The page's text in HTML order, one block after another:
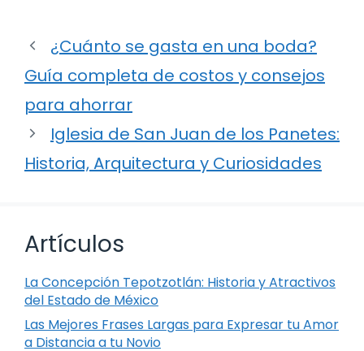
¿Cuánto se gasta en una boda?
Guía completa de costos y consejos
para ahorrar
Iglesia de San Juan de los Panetes:
Historia, Arquitectura y Curiosidades
Artículos
La Concepción Tepotzotlán: Historia y Atractivos
del Estado de México
Las Mejores Frases Largas para Expresar tu Amor
a Distancia a tu Novio